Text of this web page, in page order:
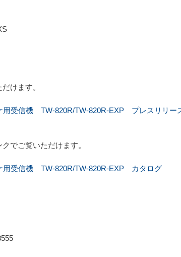
けます。
受信機 TW-820R/TW-820R-EXP プレスリリー
でご覧いただけます。
用受信機 TW-820R/TW-820R-EXP カタログ